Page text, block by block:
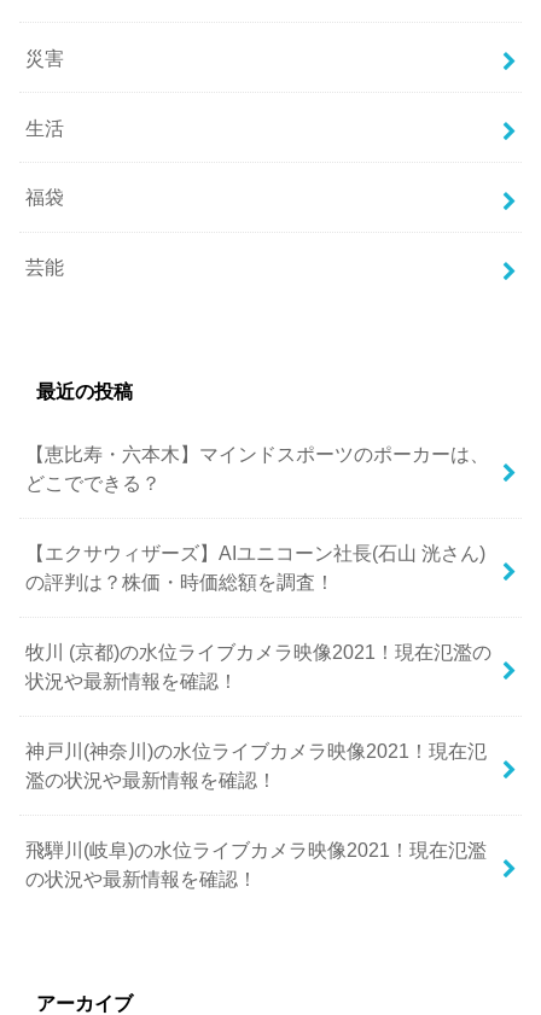
災害
生活
福袋
芸能
最近の投稿
【恵比寿・六本木】マインドスポーツのポーカーは、
どこでできる？
【エクサウィザーズ】AIユニコーン社長(石山 洸さん)
の評判は？株価・時価総額を調査！
牧川 (京都)の水位ライブカメラ映像2021！現在氾濫の
状況や最新情報を確認！
神戸川(神奈川)の水位ライブカメラ映像2021！現在氾
濫の状況や最新情報を確認！
飛騨川(岐阜)の水位ライブカメラ映像2021！現在氾濫
の状況や最新情報を確認！
アーカイブ